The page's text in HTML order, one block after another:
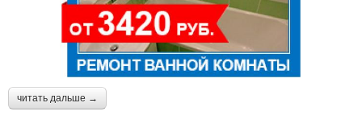
читать дальше →